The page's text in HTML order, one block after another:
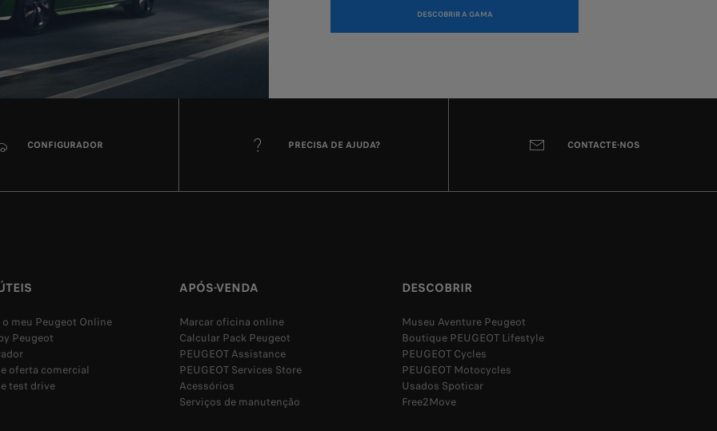
DESCOBRIR A GAMA
CONFIGURADOR PRECISA DE AJUDA? CONTACTE-NOS
meu Peugeot Online
Peugeot
oferta comercial
test drive
APÓS-VENDA
Marcar oficina online
Calcular Pack Peugeot
PEUGEOT Assistance
PEUGEOT Services Store
Acessórios
Serviços de manutenção
DESCOBRIR
Museu Aventure Peugeot
Boutique PEUGEOT Lifestyle
PEUGEOT Cycles
PEUGEOT Motocycles
Usados Spoticar
Free2Move